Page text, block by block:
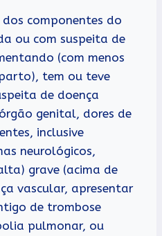
componentes do
ou com suspeita de
(com menos
tem ou teve
de doença
genital, dores de
inclusive
neurológicos,
grave (acima de
vascular, apresentar
de trombose
pulmonar, ou